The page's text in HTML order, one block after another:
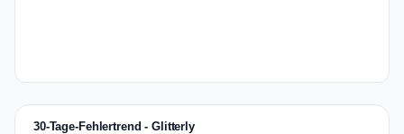
30-Tage-Fehlertrend - Glitterly